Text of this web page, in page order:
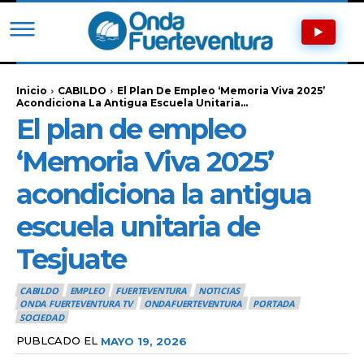
Inicio CABILDO
El Plan De Empleo ‘Memoria Viva 2025’
Acondiciona La Antigua Escuela Unitaria...
El plan de empleo
‘Memoria Viva 2025’
acondiciona la antigua
escuela unitaria de
Tesjuate
CABILDO EMPLEO FUERTEVENTURA
NOTICIAS
ONDA FUERTEVENTURA TV
ONDAFUERTEVENTURA
PORTADA
SOCIEDAD
PUBLCADO EL MAYO 19, 2026